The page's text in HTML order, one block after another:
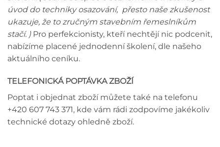
úvod do techniky osazování, přesto naše zkušenost
ukazuje, že to zručným stavebním řemeslníkům
stačí. )Pro perfekcionisty, kteří nechtějí nic podcenit,
nabízíme placené jednodenní školení, dle našeho
aktuálního ceníku.
TELEFONICKÁ POPTÁVKA ZBOŽÍ
Poptat i objednat zboží můžete také na telefonu
+420 607 743 371, kde vám rádi zodpovíme jakékoliv
technické dotazy ohledně zboží.